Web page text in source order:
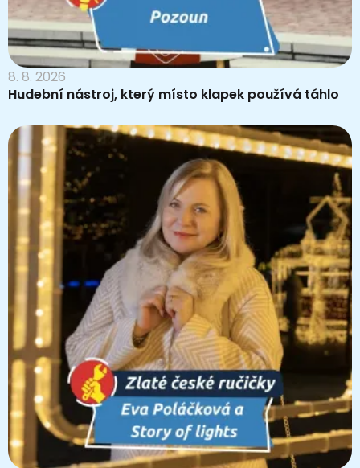
8. 8. 2026
Hudební nástroj, který místo klapek používá táhlo